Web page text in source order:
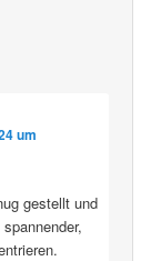
um
gestellt und